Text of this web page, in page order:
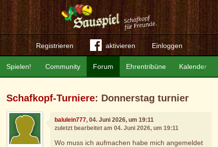
Registrieren aktivieren Einloggen
Community Forum Ehrentribüne Kalender
Spielen!
Schafkopf-Turniere: Donnerstag turnier
balulein777, 04. Juni 2026, um 19:11
zuletzt bearbeitet am 04. Juni 2026, um 19:11
Wo muss ich aufmachen habe mich angemeldet